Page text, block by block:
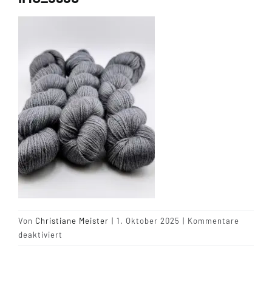
Münster Yarn
Wollfestivals
Kontakt
Von Christiane Meister | 1. Oktober 2025 | Kommentare
deaktiviert